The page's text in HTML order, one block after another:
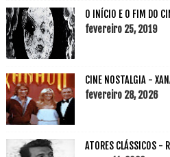
O INÍCIO E O FIM DO
fevereiro 25, 2019
CINE NOSTALGIA -
fevereiro 28, 2026
ATORES CLÁSSICOS -